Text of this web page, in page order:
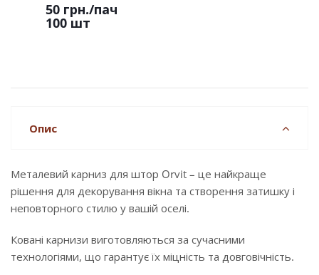
50 грн./пач
100 шт
Опис
Металевий карниз для штор Orvit – це найкраще
рішення для декорування вікна та створення затишку і
неповторного стилю у вашій оселі.
Ковані карнизи виготовляються за сучасними
технологіями, що гарантує їх міцність та довговічність.